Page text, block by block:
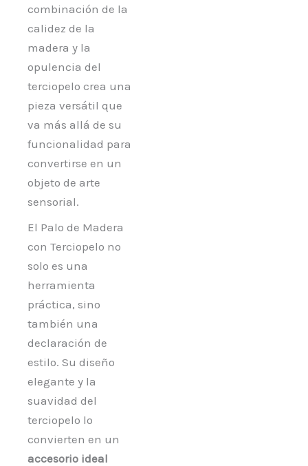
combinación de la
calidez de la
madera y la
opulencia del
terciopelo crea una
pieza versátil que
va más allá de su
funcionalidad para
convertirse en un
objeto de arte
sensorial.
El Palo de Madera
con Terciopelo no
solo es una
herramienta
práctica, sino
también una
declaración de
estilo. Su diseño
elegante y la
suavidad del
terciopelo lo
convierten en un
accesorio ideal